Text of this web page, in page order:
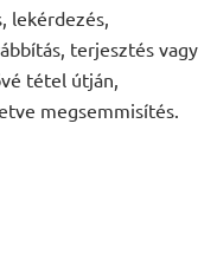
lekérdezés,
terjesztés vagy
tétel útján,
megsemmisítés.